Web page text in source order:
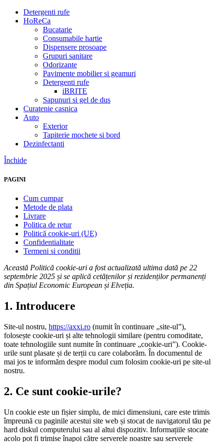
Detergenti rufe
HoReCa
Bucatarie
Consumabile hartie
Dispensere prosoape
Grupuri sanitare
Odorizante
Pavimente mobilier si geamuri
Detergenti rufe
iBRITE
Sapunuri si gel de dus
Curatenie casnica
Auto
Exterior
Tapiterie mochete si bord
Dezinfectanti
Închide
PAGINI
Cum cumpar
Metode de plata
Livrare
Politica de retur
Politică cookie-uri (UE)
Confidentialitate
Termeni si conditii
Această Politică cookie-uri a fost actualizată ultima dată pe 22
septembrie 2025 și se aplică cetățenilor și rezidenților permanenți
din Spațiul Economic European și Elveția.
1. Introducere
Site-ul nostru, https://axxi.ro (numit în continuare „site-ul”),
folosește cookie-uri și alte tehnologii similare (pentru comoditate,
toate tehnologiile sunt numite în continuare „cookie-uri”). Cookie-
urile sunt plasate și de terții cu care colaborăm. În documentul de
mai jos te informăm despre modul cum folosim cookie-uri pe site-ul
nostru.
2. Ce sunt cookie-urile?
Un cookie este un fișier simplu, de mici dimensiuni, care este trimis
împreună cu paginile acestui site web și stocat de navigatorul tău pe
hard diskul computerului sau al altui dispozitiv. Informațiile stocate
acolo pot fi trimise înapoi către serverele noastre sau serverele